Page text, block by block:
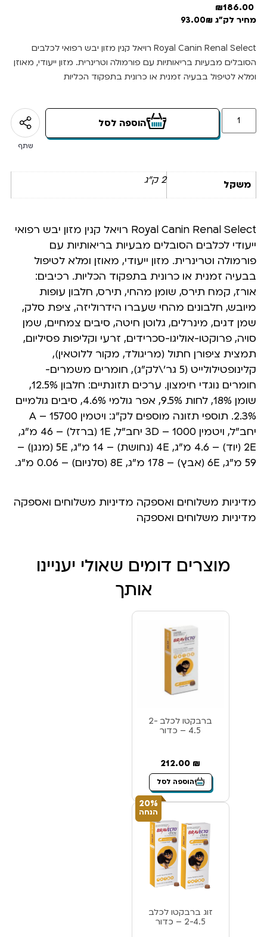
186.00
₪
מחיר לק"ג 93.00₪
Royal Canin Renal Select רויאל קנין מזון יבש רפואי לכלבים
הסובלים מבעיות בריאותיות עם פורמולה וטרינרית. מזון ייעודי, מאוזן
ומלא לטיפול בבעיה זמנית או כרונית בתפקוד הכליות
הוספה לסל
שתף
משקל 2 ק"ג
Royal Canin Renal Select רויאל קנין מזון יבש רפואי
ייעודי לכלבים הסובלים מבעיות בריאותיות עם
פורמולה וטרינרית. מזון ייעודי, מאוזן ומלא לטיפול
בבעיה זמנית או כרונית בתפקוד הכליות. רכיבים:
אורז, קמח תירס, שומן מהחי, תירס, חלבון עופות
מיובש, חלבונים מהחי שעברו הידרוליזה, ציפת סלק,
שמן דגים, מינרלים, גלוטן חיטה, סיבים צמחיים, שמן
סויה, פרוקטו-אוליגו-סכרידים, זרעי וקליפות פסיליום,
תמצית ציפורן חתול (מריגולד, מקור ללוטאין),
קלינופטילולייט (5 גר’\לק”ג), חומרים משמרים-
חומרים נוגדי חימצון. ערכים תזונתיים: חלבון 12.5%,
שומן 18%, לחות 9.5%, אפר גולמי 4.6%, סיבים גולמיים
2.3%. תוספי תזונה מוספים לק”ג: ויטמין A – 15700
יחב”ל, ויטמין 3D – 1000 יחב”ל, 1E (ברזל) – 46 מ”ג,
2E (יוד) – 4.6 מ”ג, 4E (נחושת) – 14 מ”ג, 5E (מנגן) –
59 מ”ג, 6E (אבץ) – 178 מ”ג, 8E (סלניום) – 0.06 מ”ג.
מדיניות משלוחים ואספקה מדיניות משלוחים ואספקה
מדיניות משלוחים ואספקה
מוצרים דומים שאולי יעניינו
אותך
ברבקטו לכלב 2-
4.5 – כדור
212.00 ₪
הוספה לסל
20%
הנחה
זוג ברבקטו לכלב
2-4.5 – כדור